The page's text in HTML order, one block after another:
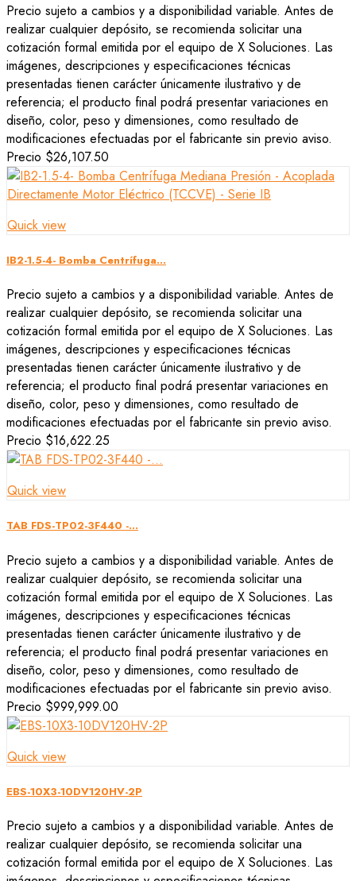
Precio sujeto a cambios y a disponibilidad variable. Antes de
realizar cualquier depósito, se recomienda solicitar una
cotización formal emitida por el equipo de X Soluciones. Las
imágenes, descripciones y especificaciones técnicas
presentadas tienen carácter únicamente ilustrativo y de
referencia; el producto final podrá presentar variaciones en
diseño, color, peso y dimensiones, como resultado de
modificaciones efectuadas por el fabricante sin previo aviso.
Precio $26,107.50
Quick view
IB2-1.5-4- Bomba Centrífuga...
Precio sujeto a cambios y a disponibilidad variable. Antes de
realizar cualquier depósito, se recomienda solicitar una
cotización formal emitida por el equipo de X Soluciones. Las
imágenes, descripciones y especificaciones técnicas
presentadas tienen carácter únicamente ilustrativo y de
referencia; el producto final podrá presentar variaciones en
diseño, color, peso y dimensiones, como resultado de
modificaciones efectuadas por el fabricante sin previo aviso.
Precio $16,622.25
Quick view
TAB FDS-TP02-3F440 -...
Precio sujeto a cambios y a disponibilidad variable. Antes de
realizar cualquier depósito, se recomienda solicitar una
cotización formal emitida por el equipo de X Soluciones. Las
imágenes, descripciones y especificaciones técnicas
presentadas tienen carácter únicamente ilustrativo y de
referencia; el producto final podrá presentar variaciones en
diseño, color, peso y dimensiones, como resultado de
modificaciones efectuadas por el fabricante sin previo aviso.
Precio $999,999.00
Quick view
EBS-10X3-10DV120HV-2P
Precio sujeto a cambios y a disponibilidad variable. Antes de
realizar cualquier depósito, se recomienda solicitar una
cotización formal emitida por el equipo de X Soluciones. Las